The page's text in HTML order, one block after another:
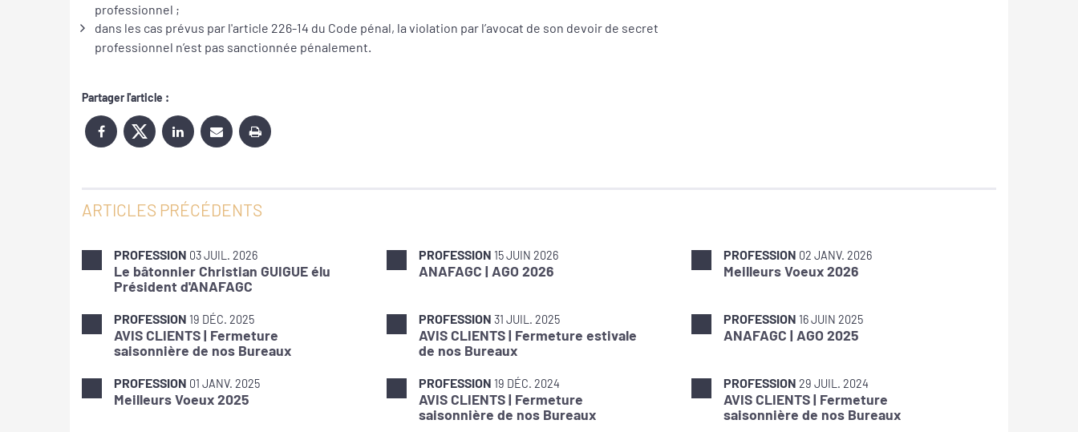
professionnel ;
dans les cas prévus par l'article 226-14 du Code pénal, la violation par l’avocat de son devoir de secret
professionnel n’est pas sanctionnée pénalement.
Partager l'article :
ARTICLES PRÉCÉDENTS
PROFESSION 03 JUIL. 2026
Le bâtonnier Christian GUIGUE élu
Président d'ANAFAGC
PROFESSION 15 JUIN 2026
ANAFAGC | AGO 2026
PROFESSION 02 JANV. 2026
Meilleurs Voeux 2026
PROFESSION 19 DÉC. 2025
AVIS CLIENTS | Fermeture
saisonnière de nos Bureaux
PROFESSION 31 JUIL. 2025
AVIS CLIENTS | Fermeture estivale
de nos Bureaux
PROFESSION 16 JUIN 2025
ANAFAGC | AGO 2025
PROFESSION 01 JANV. 2025
Meilleurs Voeux 2025
PROFESSION 19 DÉC. 2024
AVIS CLIENTS | Fermeture
saisonnière de nos Bureaux
PROFESSION 29 JUIL. 2024
AVIS CLIENTS | Fermeture
saisonnière de nos Bureaux